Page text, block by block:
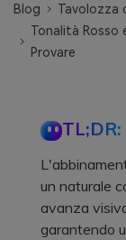
Blog
Tavolozza
Tonalità Rosso
Provare
TL;DR:
un naturale
avanza
garantendo